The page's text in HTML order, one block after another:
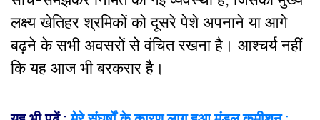
लक्ष्य खेतिहर श्रमिकों को दूसरे पेशे अपनाने या आगे
बढ़ने के सभी अवसरों से वंचित रखना है। आश्चर्य नहीं
कि यह आज भी बरकरार है।